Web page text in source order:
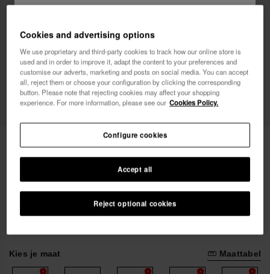
Havaianas Square Logo Metallic € 34,00
Al je bestellingen GRATIS BEZORGD
Kies je maat Maattabel
Ik wil commerciële berichten ontvangen, in om het
even welk formaat. Ik heb het Privacybeleid gelezen
en ga ermee akkoord.
Cookies and advertising options
We use proprietary and third-party cookies to track how our online store is
used and in order to improve it, adapt the content to your preferences and
customise our adverts, marketing and posts on social media. You can accept
all, reject them or choose your configuration by clicking the corresponding
button. Please note that rejecting cookies may affect your shopping
experience. For more information, please see our Cookies Policy.
Reject optional cookies
Accept all
Configure cookies